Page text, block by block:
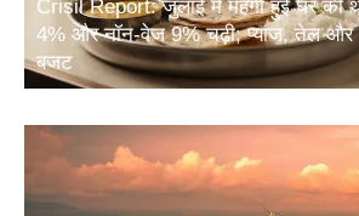
Crisil Report: जुलाई में महंगी हुई घर की
4% और नॉन-वेज 9% चढ़ी; प्याज, तेल और
बजट